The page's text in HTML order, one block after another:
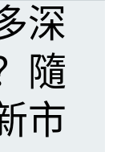
深
隨
市